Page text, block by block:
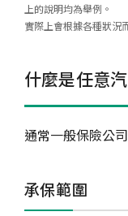
上的說明均為舉例。
實際上會根據各種狀況
什麼是任意
通常一般保險公
承保範圍